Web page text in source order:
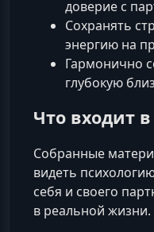
доверие с
Сохранять
энергию на
Гармонично
глубокую
Что входит
Собранные
видеть
себя и своего
в реальной жизни.